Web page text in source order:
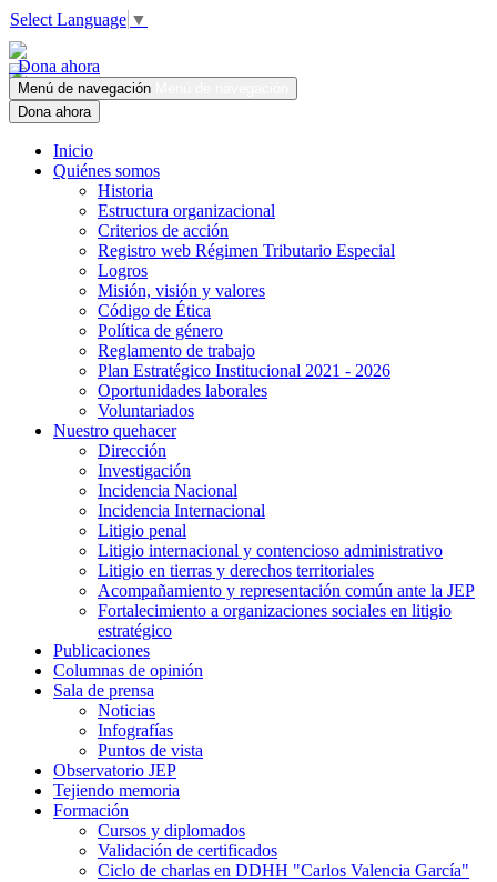
Select Language ▼
Dona ahora
Menú de navegación
Dona ahora
Inicio
Quiénes somos
Historia
Estructura organizacional
Criterios de acción
Registro web Régimen Tributario Especial
Logros
Misión, visión y valores
Código de Ética
Política de género
Reglamento de trabajo
Plan Estratégico Institucional 2021 - 2026
Oportunidades laborales
Voluntariados
Nuestro quehacer
Dirección
Investigación
Incidencia Nacional
Incidencia Internacional
Litigio penal
Litigio internacional y contencioso administrativo
Litigio en tierras y derechos territoriales
Acompañamiento y representación común ante la JEP
Fortalecimiento a organizaciones sociales en litigio
estratégico
Publicaciones
Columnas de opinión
Sala de prensa
Noticias
Infografías
Puntos de vista
Observatorio JEP
Tejiendo memoria
Formación
Cursos y diplomados
Validación de certificados
Ciclo de charlas en DDHH "Carlos Valencia García"